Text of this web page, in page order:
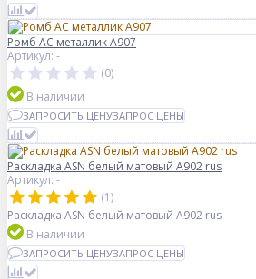
Ромб AC металлик А907
Артикул: -
(0)
В наличии
ЗАПРОСИТЬ ЦЕНУЗАПРОС ЦЕНЫ
Раскладка ASN белый матовый A902 rus
Артикул: -
(1)
Раскладка ASN белый матовый A902 rus
В наличии
ЗАПРОСИТЬ ЦЕНУЗАПРОС ЦЕНЫ